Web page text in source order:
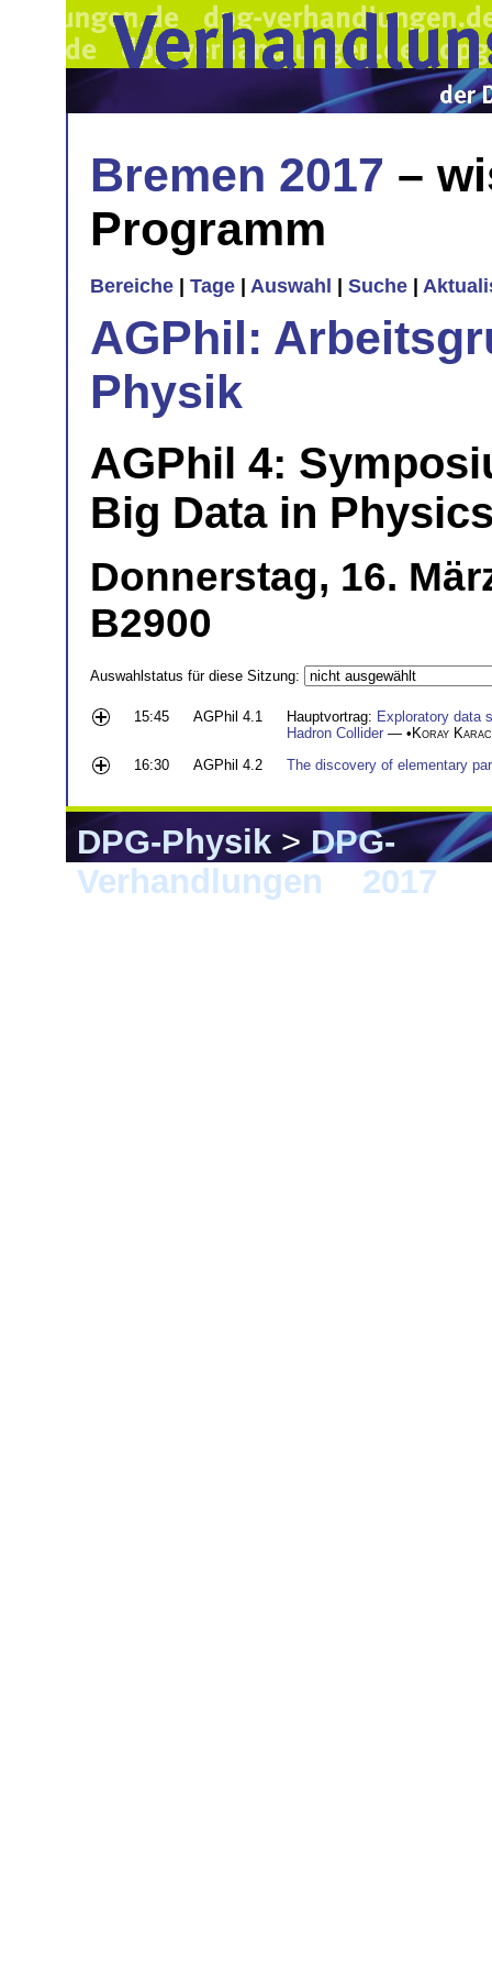
Bremen 2017 –
Programm
Bereiche Tage Auswahl Suche
AGPhil:
Physik
AGPhil 4:
Big Data in
Donnerstag, 16.
B2900
Auswahlstatus für diese Sitzung:
15:45 AGPhil 4.1 Hauptvortrag: Exploratory data
Hadron Collider — •Koray
16:30
AGPhil 4.2 The discovery of elementary
DPG-Physik>DPG-
Verhandlungen
2017